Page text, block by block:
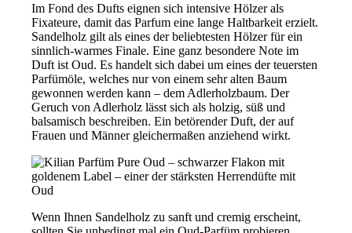
Im Fond des Dufts eignen sich intensive Hölzer als
Fixateure, damit das Parfum eine lange Haltbarkeit erzielt.
Sandelholz gilt als eines der beliebtesten Hölzer für ein
sinnlich-warmes Finale. Eine ganz besondere Note im
Duft ist Oud. Es handelt sich dabei um eines der teuersten
Parfümöle, welches nur von einem sehr alten Baum
gewonnen werden kann – dem Adlerholzbaum. Der
Geruch von Adlerholz lässt sich als holzig, süß und
balsamisch beschreiben. Ein betörender Duft, der auf
Frauen und Männer gleichermaßen anziehend wirkt.
Wenn Ihnen Sandelholz zu sanft und cremig erscheint,